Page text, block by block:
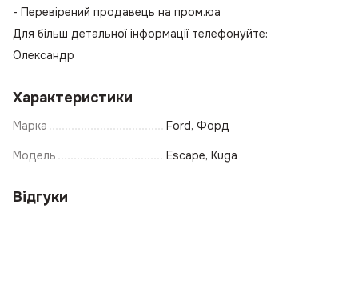
- Перевірений продавець на пром.юа
Для більш детальної інформації телефонуйте:
Олександр
Характеристики
Марка Ford, Форд
Модель Escape, Kuga
Відгуки